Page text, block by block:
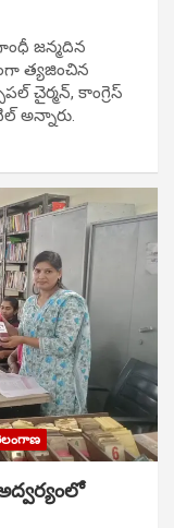
జ‌న్మ‌దిన
త్య‌జించిన
చైర్మ‌న్, కాంగ్రెస్
అన్నారు.